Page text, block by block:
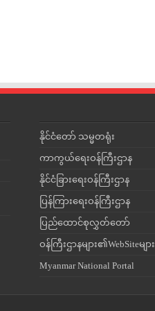
နိုင်ငံတော် သမ္မတရုံး
ကာကွယ်ရေးဝန်ကြီးဌာန
နိုင်ငံခြားရေးဝန်ကြီးဌာန
ပြန်ကြားရေးဝန်ကြီးဌာန
ပြည်ထောင်စုလွှတ်တော်
ဝန်ကြီးဌာနများ၏WebSiteများ
Myanmar National Portal